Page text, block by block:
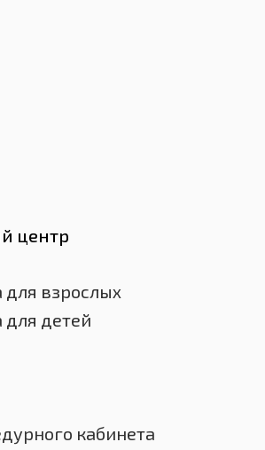
центр
взрослых
для детей
кабинета